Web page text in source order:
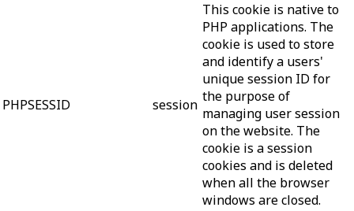
PHPSESSID session
This cookie is native to
PHP applications. The
cookie is used to store
and identify a users'
unique session ID for
the purpose of
managing user session
on the website. The
cookie is a session
cookies and is deleted
when all the browser
windows are closed.